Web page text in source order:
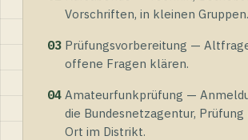
Vorschriften, in kleinen Gruppen.
03 Prüfungsvorbereitung —
offene Fragen klären.
04 Amateurfunkprüfung —
die Bundesnetzagentur,
Ort im Distrikt.